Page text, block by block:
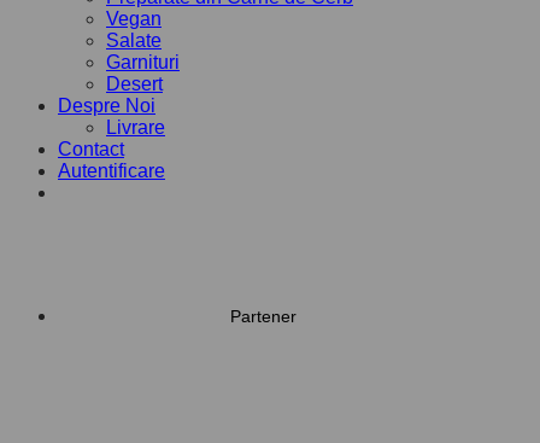
Vegan
Salate
Garnituri
Desert
Despre Noi
Livrare
Contact
Autentificare
Partener